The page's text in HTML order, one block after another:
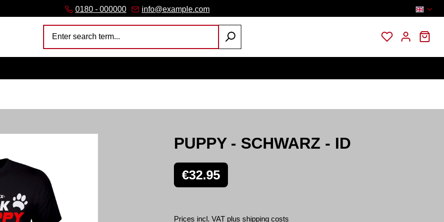
link)
(external link)
tab (external link)
(external link)
a new browser tab (external link)
0180 - 000000 info@example.com
You have 0
PUPPY - SCHWARZ - ID
Regular price:
€32.95
Prices incl. VAT plus shipping costs